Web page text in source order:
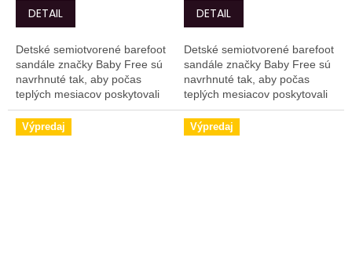
DETAIL
Detské semiotvorené barefoot
sandále značky Baby Free sú
navrhnuté tak, aby počas
teplých mesiacov poskytovali
ochranu v oblasti špičky a
zároveň bočnú priedušnosť.
DETAIL
Detské semiotvorené barefoot
sandále značky Baby Free sú
navrhnuté tak, aby počas
teplých mesiacov poskytovali
ochranu v oblasti špičky a
zároveň bočnú priedušnosť.
Výpredaj Výpredaj